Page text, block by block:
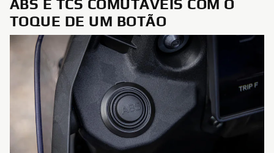
ABS E TCS COMUTÁVEIS COM O
TOQUE DE UM BOTÃO